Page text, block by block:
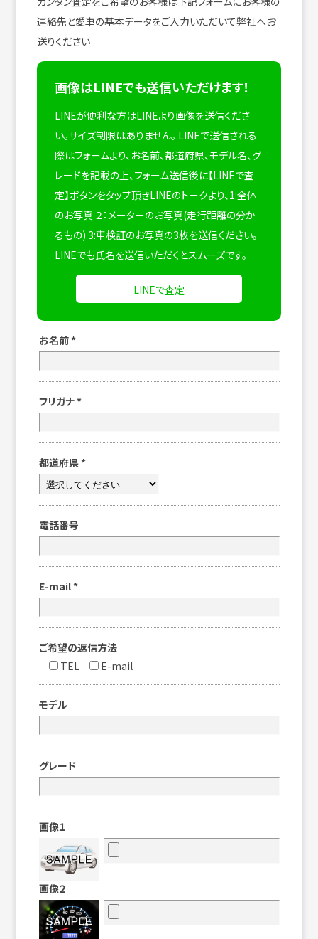
連絡先と愛車の基本データをご入力いただいて弊社へお
送りください
画像はLINEでも送信いただけます！
LINEが便利な方はLINEより画像を送信くださ
い。サイズ制限はありません。 LINEで送信される
際はフォームより、お名前、都道府県、モデル名、グ
レードを記載の上、フォーム送信後に【LINEで査
定】ボタンをタップ頂きLINEのトークより、1:全体
のお写真 ２：メーターのお写真(走行距離の分か
るもの) 3:車検証のお写真の3枚を送信ください。
LINEでも氏名を送信いただくとスムーズです。
LINEで査定
お名前 *
フリガナ *
都道府県 *
電話番号
E-mail *
ご希望の返信方法
TEL
E-mail
モデル
グレード
画像１
画像２